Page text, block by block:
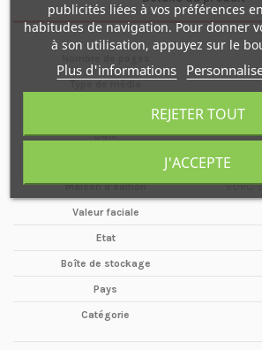
Date
Maison d'édition EURO
Valeur faciale
Etat
Boîte de stockage
Pays
Catégorie
publicités liées à vos préférences
habitudes de navigation. Pour donner
à son utilisation, appuyez sur le
Plus d'informations
REJETER TOUT
J'ACCEPTE